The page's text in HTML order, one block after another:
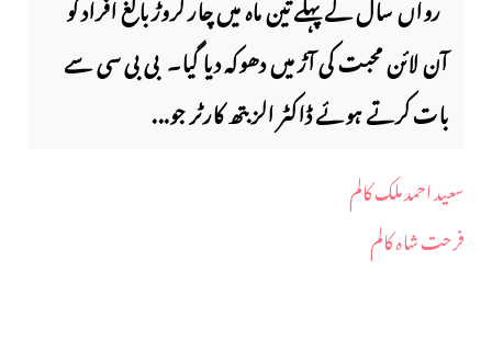
آن لائن محبت کی آڑ میں دھوکہ دیا گیا۔ بی بی سی سے
بات کرتے ہوئے ڈاکٹر الزبتھ کارٹر جو...
سعید احمد ملک کالم
فرحت شاہ کالم